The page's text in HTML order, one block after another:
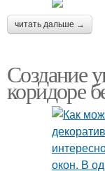
читать дальше →
Создание
коридоре